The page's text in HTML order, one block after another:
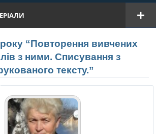
“Повторення вивчених
з ними. Списування з
тексту.”